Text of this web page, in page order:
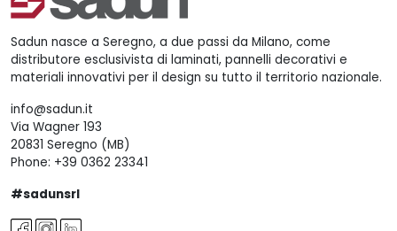
Sadun nasce a Seregno, a due passi da Milano, come
distributore esclusivista di laminati, pannelli decorativi e
materiali innovativi per il design su tutto il territorio nazionale.
info@sadun.it
Via Wagner 193
20831 Seregno (MB)
Phone: +39 0362 23341
#sadunsrl